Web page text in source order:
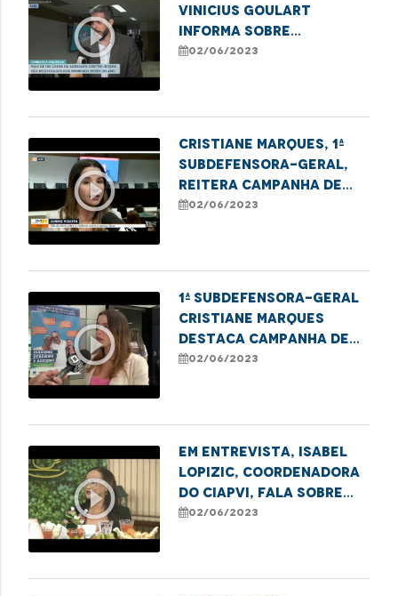
play_circle_outline
Vinicius Goulart
informa sobre
campanha de violência
02/06/2023
play_circle_outline
Cristiane Marques, 1ª
Subdefensora-Geral,
reitera campanha de
combate à violência
02/06/2023
play_circle_outline
1ª Subdefensora-Geral
Cristiane Marques
destaca campanha de
combate à violência
02/06/2023
play_circle_outline
Em entrevista, Isabel
Lopizic, coordenadora
do CIAPVI, fala sobre
idadismo, etarismo e
02/06/2023